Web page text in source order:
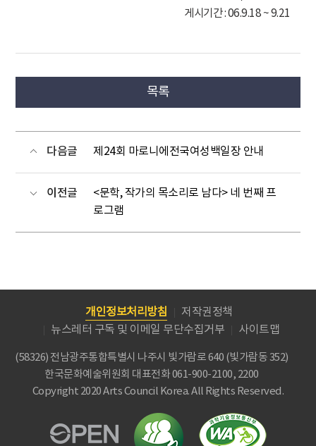
게시기간 : 06.9.18 ~ 9.21
목록
다음글 제24회 마로니에전국여성백일장 안내
이전글
<문학, 작가의 목소리로 남다> 네 번째 프
로그램
개인정보처리방침
저작권정책
뉴스레터 구독 및 이메일 무단수집거부
사이트맵
(58326) 전남광주통합특별시 나주시 빛가람로 640 (빛가람동 352)
한국문화예술위원회 대표전화 061-900-2100, 2200
Copyright 2020 Arts Council Korea. All Rights Reserved.